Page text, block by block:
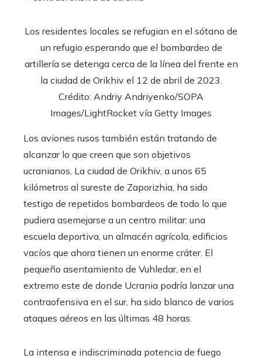
Los residentes locales se refugian en el sótano de
un refugio esperando que el bombardeo de
artillería se detenga cerca de la línea del frente en
la ciudad de Orikhiv el 12 de abril de 2023.
Crédito: Andriy Andriyenko/SOPA
Images/LightRocket vía Getty Images
Los aviones rusos también están tratando de
alcanzar lo que creen que son objetivos
ucranianos. La ciudad de Orikhiv, a unos 65
kilómetros al sureste de Zaporizhia, ha sido
testigo de repetidos bombardeos de todo lo que
pudiera asemejarse a un centro militar: una
escuela deportiva, un almacén agrícola, edificios
vacíos que ahora tienen un enorme cráter. El
pequeño asentamiento de Vuhledar, en el
extremo este de donde Ucrania podría lanzar una
contraofensiva en el sur, ha sido blanco de varios
ataques aéreos en las últimas 48 horas.
La intensa e indiscriminada potencia de fuego